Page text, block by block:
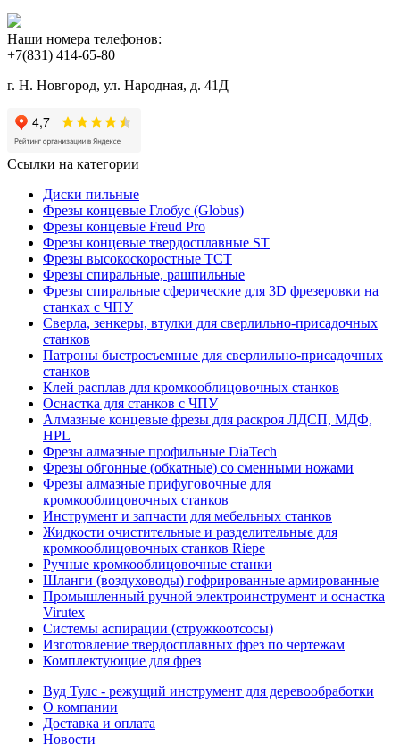
Наши номера телефонов:
+7(831) 414-65-80
г. Н. Новгород, ул. Народная, д. 41Д
Ссылки на категории
Диски пильные
Фрезы концевые Глобус (Globus)
Фрезы концевые Freud Pro
Фрезы концевые твердосплавные ST
Фрезы высокоскоростные ТСТ
Фрезы спиральные, рашпильные
Фрезы спиральные сферические для 3D фрезеровки на
станках с ЧПУ
Сверла, зенкеры, втулки для сверлильно-присадочных
станков
Патроны быстросъемные для сверлильно-присадочных
станков
Клей расплав для кромкооблицовочных станков
Оснастка для станков с ЧПУ
Алмазные концевые фрезы для раскроя ЛДСП, МДФ,
HPL
Фрезы алмазные профильные DiaTech
Фрезы обгонные (обкатные) со сменными ножами
Фрезы алмазные прифуговочные для
кромкооблицовочных станков
Инструмент и запчасти для мебельных станков
Жидкости очистительные и разделительные для
кромкооблицовочных станков Riepe
Ручные кромкооблицовочные станки
Шланги (воздуховоды) гофрированные армированные
Промышленный ручной электроинструмент и оснастка
Virutex
Системы аспирации (стружкоотсосы)
Изготовление твердосплавных фрез по чертежам
Комплектующие для фрез
Вуд Тулс - режущий инструмент для деревообработки
О компании
Доставка и оплата
Новости